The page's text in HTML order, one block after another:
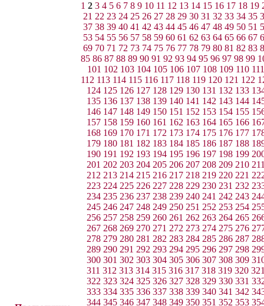
1 2 3 4 5 6 7 8 9 10 11 12 13 14 15 16 17 18 19
21 22 23 24 25 26 27 28 29 30 31 32 33 34 35
37 38 39 40 41 42 43 44 45 46 47 48 49 50 51
53 54 55 56 57 58 59 60 61 62 63 64 65 66 67
69 70 71 72 73 74 75 76 77 78 79 80 81 82 83
85 86 87 88 89 90 91 92 93 94 95 96 97 98 99
101 102 103 104 105 106 107 108 109 110 111
112 113 114 115 116 117 118 119 120 121 122
124 125 126 127 128 129 130 131 132 133
135 136 137 138 139 140 141 142 143 144
146 147 148 149 150 151 152 153 154 155
157 158 159 160 161 162 163 164 165 166
168 169 170 171 172 173 174 175 176 177
179 180 181 182 183 184 185 186 187 188
190 191 192 193 194 195 196 197 198 199
201 202 203 204 205 206 207 208 209 210
212 213 214 215 216 217 218 219 220 221
223 224 225 226 227 228 229 230 231 232
234 235 236 237 238 239 240 241 242 243
245 246 247 248 249 250 251 252 253 254
256 257 258 259 260 261 262 263 264 265
267 268 269 270 271 272 273 274 275 276
278 279 280 281 282 283 284 285 286 287
289 290 291 292 293 294 295 296 297 298
300 301 302 303 304 305 306 307 308 309
311 312 313 314 315 316 317 318 319 320
322 323 324 325 326 327 328 329 330 331
333 334 335 336 337 338 339 340 341 342
344 345 346 347 348 349 350 351 352 353